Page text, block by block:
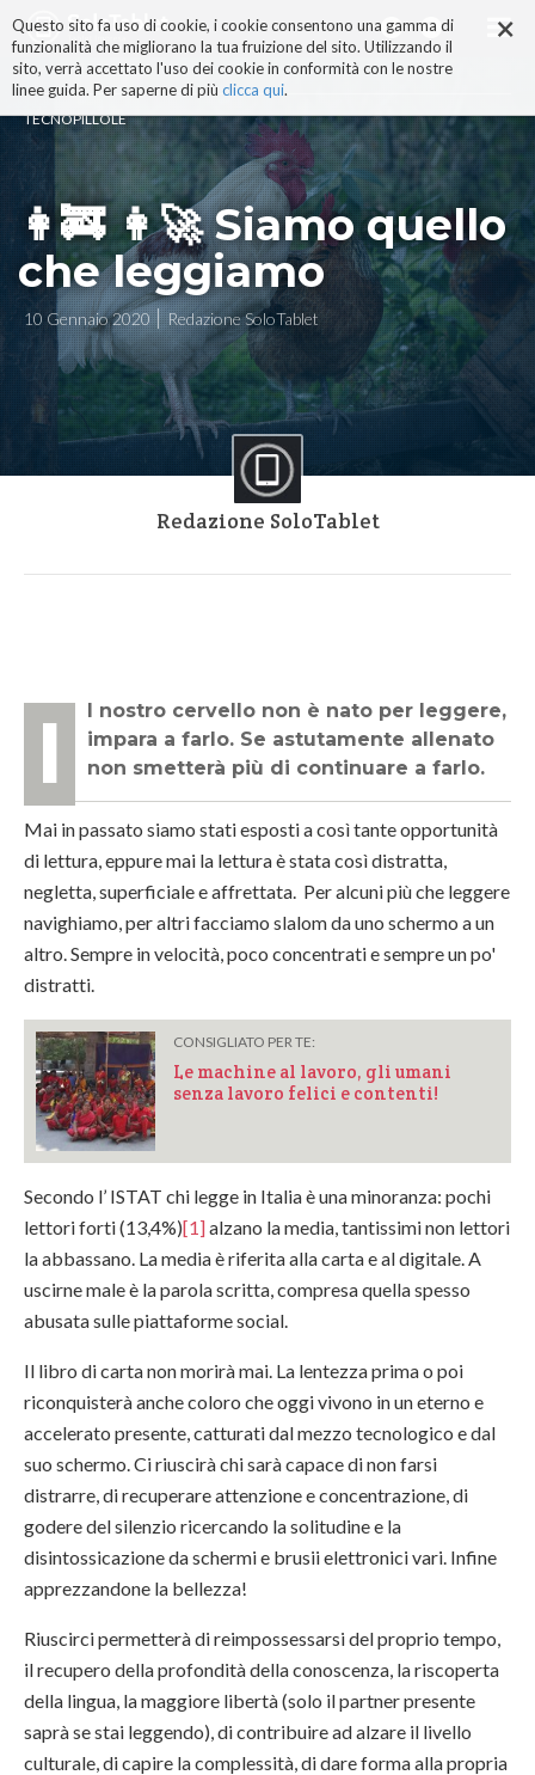
×
Questo sito fa uso di cookie, i cookie consentono una gamma di
funzionalità che migliorano la tua fruizione del sito. Utilizzando il
sito, verrà accettato l'uso dei cookie in conformità con le nostre
linee guida. Per saperne di più clicca qui.
ai
contenuti.
|
alla
navigazione
TECNOPILLOLE
👩‍🚒️ 👩‍🚀️ Siamo quello
che leggiamo
10 Gennaio 2020 Redazione SoloTablet
Redazione SoloTablet
Il nostro cervello non è nato per leggere,
impara a farlo. Se astutamente allenato
non smetterà più di continuare a farlo.
Mai in passato siamo stati esposti a così tante opportunità
di lettura, eppure mai la lettura è stata così distratta,
negletta, superficiale e affrettata. Per alcuni più che leggere
navighiamo, per altri facciamo slalom da uno schermo a un
altro. Sempre in velocità, poco concentrati e sempre un po'
distratti.
CONSIGLIATO PER TE:
Le machine al lavoro, gli umani
senza lavoro felici e contenti!
Secondo l’ ISTAT chi legge in Italia è una minoranza: pochi
lettori forti (13,4%)[1]alzano la media, tantissimi non lettori
la abbassano. La media è riferita alla carta e al digitale. A
uscirne male è la parola scritta, compresa quella spesso
abusata sulle piattaforme social.
Il libro di carta non morirà mai. La lentezza prima o poi
riconquisterà anche coloro che oggi vivono in un eterno e
accelerato presente, catturati dal mezzo tecnologico e dal
suo schermo. Ci riuscirà chi sarà capace di non farsi
distrarre, di recuperare attenzione e concentrazione, di
godere del silenzio ricercando la solitudine e la
disintossicazione da schermi e brusii elettronici vari. Infine
apprezzandone la bellezza!
Riuscirci permetterà di reimpossessarsi del proprio tempo,
il recupero della profondità della conoscenza, la riscoperta
della lingua, la maggiore libertà (solo il partner presente
saprà se stai leggendo), di contribuire ad alzare il livello
culturale, di capire la complessità, di dare forma alla propria